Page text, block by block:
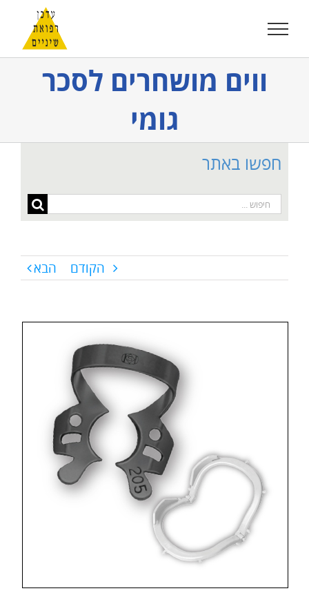
לתוכן
ווים מושחרים לסכר
גומי
הקודם הבא
חפשו באתר
חיפוש...